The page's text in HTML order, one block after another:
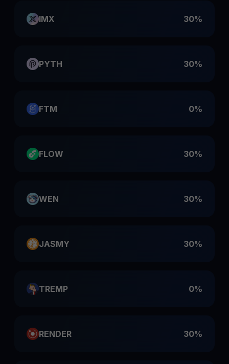
IMX 30%
PYTH 30%
FTM 0%
FLOW 30%
WEN 30%
JASMY 30%
TREMP 0%
RENDER 30%